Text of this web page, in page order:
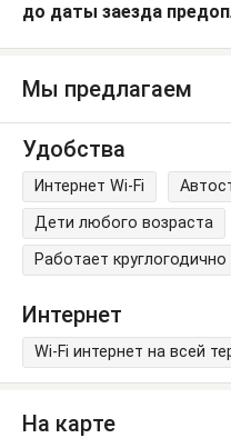
до даты заезда
Мы предлагаем
Удобства
Интернет Wi-Fi
Дети любого возраста
Работает круглогодично
Интернет
Wi-Fi интернет на всей
На карте